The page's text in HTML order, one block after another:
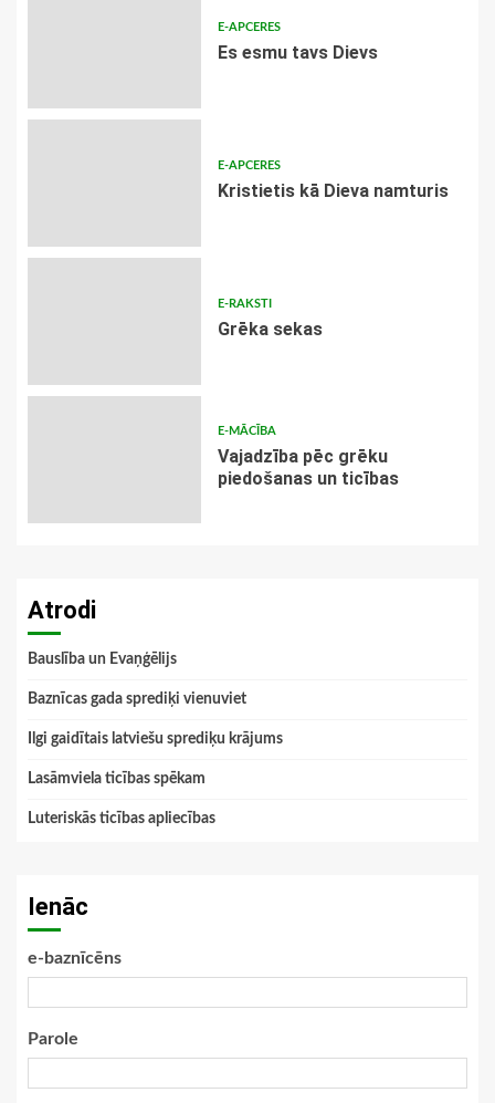
E-APCERES
Es esmu tavs Dievs
E-APCERES
Kristietis kā Dieva namturis
E-RAKSTI
Grēka sekas
E-MĀCĪBA
Vajadzība pēc grēku
piedošanas un ticības
Atrodi
Bauslība un Evaņģēlijs
Baznīcas gada sprediķi vienuviet
Ilgi gaidītais latviešu sprediķu krājums
Lasāmviela ticības spēkam
Luteriskās ticības apliecības
Ienāc
e-baznīcēns
Parole